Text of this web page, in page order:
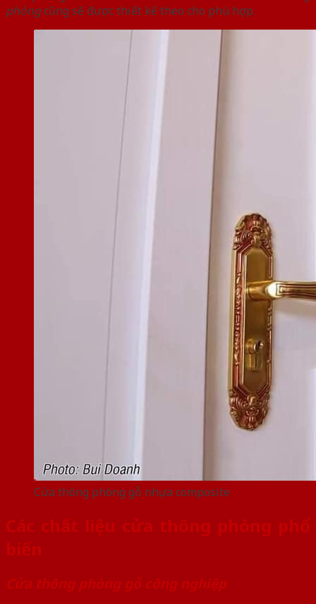
phòngcũng sẽ được thiết kế theo cho phù hợp.
Cửa thông phòng gỗ nhựa composite
Các chất liệu cửa thông phòng phổ
biến
Cửa thông phòng gỗ công nghiệp